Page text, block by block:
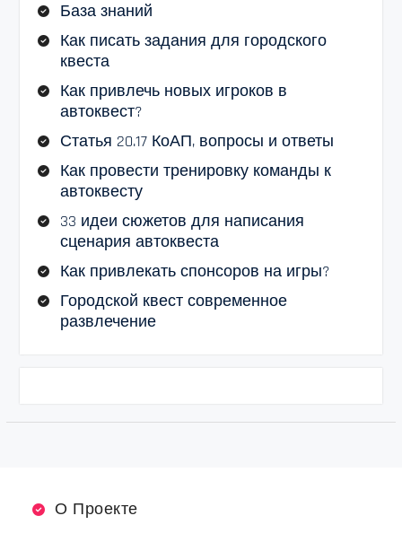
База знаний
Как писать задания для городского
квеста
Как привлечь новых игроков в
автоквест?
Статья 20.17 КоАП, вопросы и ответы
Как провести тренировку команды к
автоквесту
33 идеи сюжетов для написания
сценария автоквеста
Как привлекать спонсоров на игры?
Городской квест современное
развлечение
О Проекте